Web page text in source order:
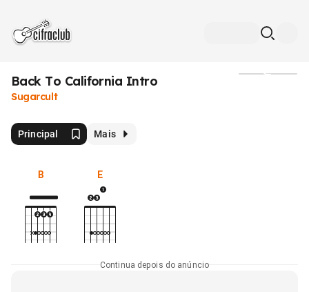
Back To California Intro
Sugarcult
Principal Mais
B E
Continua depois do anúncio